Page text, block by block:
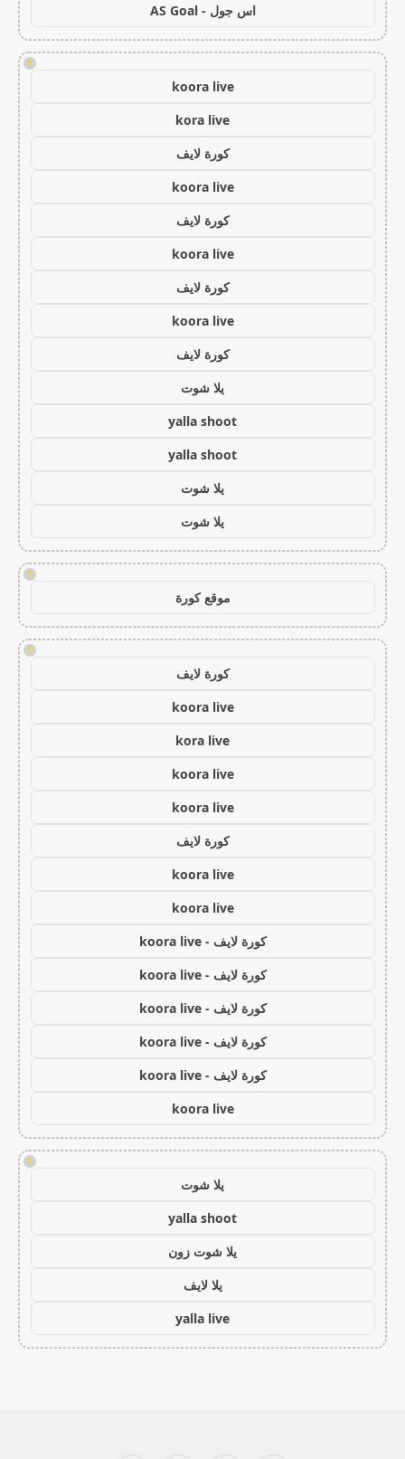
اس جول - AS Goal
!
koora live
kora live
كورة لايف
koora live
كورة لايف
koora live
كورة لايف
koora live
كورة لايف
يلا شوت
yalla shoot
yalla shoot
يلا شوت
يلا شوت
!
موقع كورة
!
كورة لايف
koora live
kora live
koora live
koora live
كورة لايف
koora live
koora live
كورة لايف - koora live
كورة لايف - koora live
كورة لايف - koora live
كورة لايف - koora live
كورة لايف - koora live
koora live
!
يلا شوت
yalla shoot
يلا شوت زون
يلا لايف
yalla live